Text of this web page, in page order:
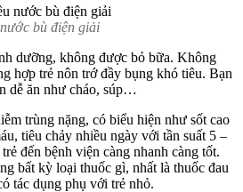
bù điện giải
dưỡng, không được bỏ bữa. Không
hợp trẻ nôn trớ đầy bụng khó tiêu. Bạn
dễ ăn như cháo, súp…
trùng nặng, có biểu hiện như sốt cao
tiêu chảy nhiều ngày với tần suất 5 –
đến bệnh viện càng nhanh càng tốt.
bất kỳ loại thuốc gì, nhất là thuốc đau
tác dụng phụ với trẻ nhỏ.